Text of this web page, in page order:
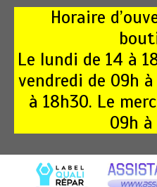
Aller
Horaire
Le lundi de 14 à
vendredi de 09h
à 18h30. Le
09h à